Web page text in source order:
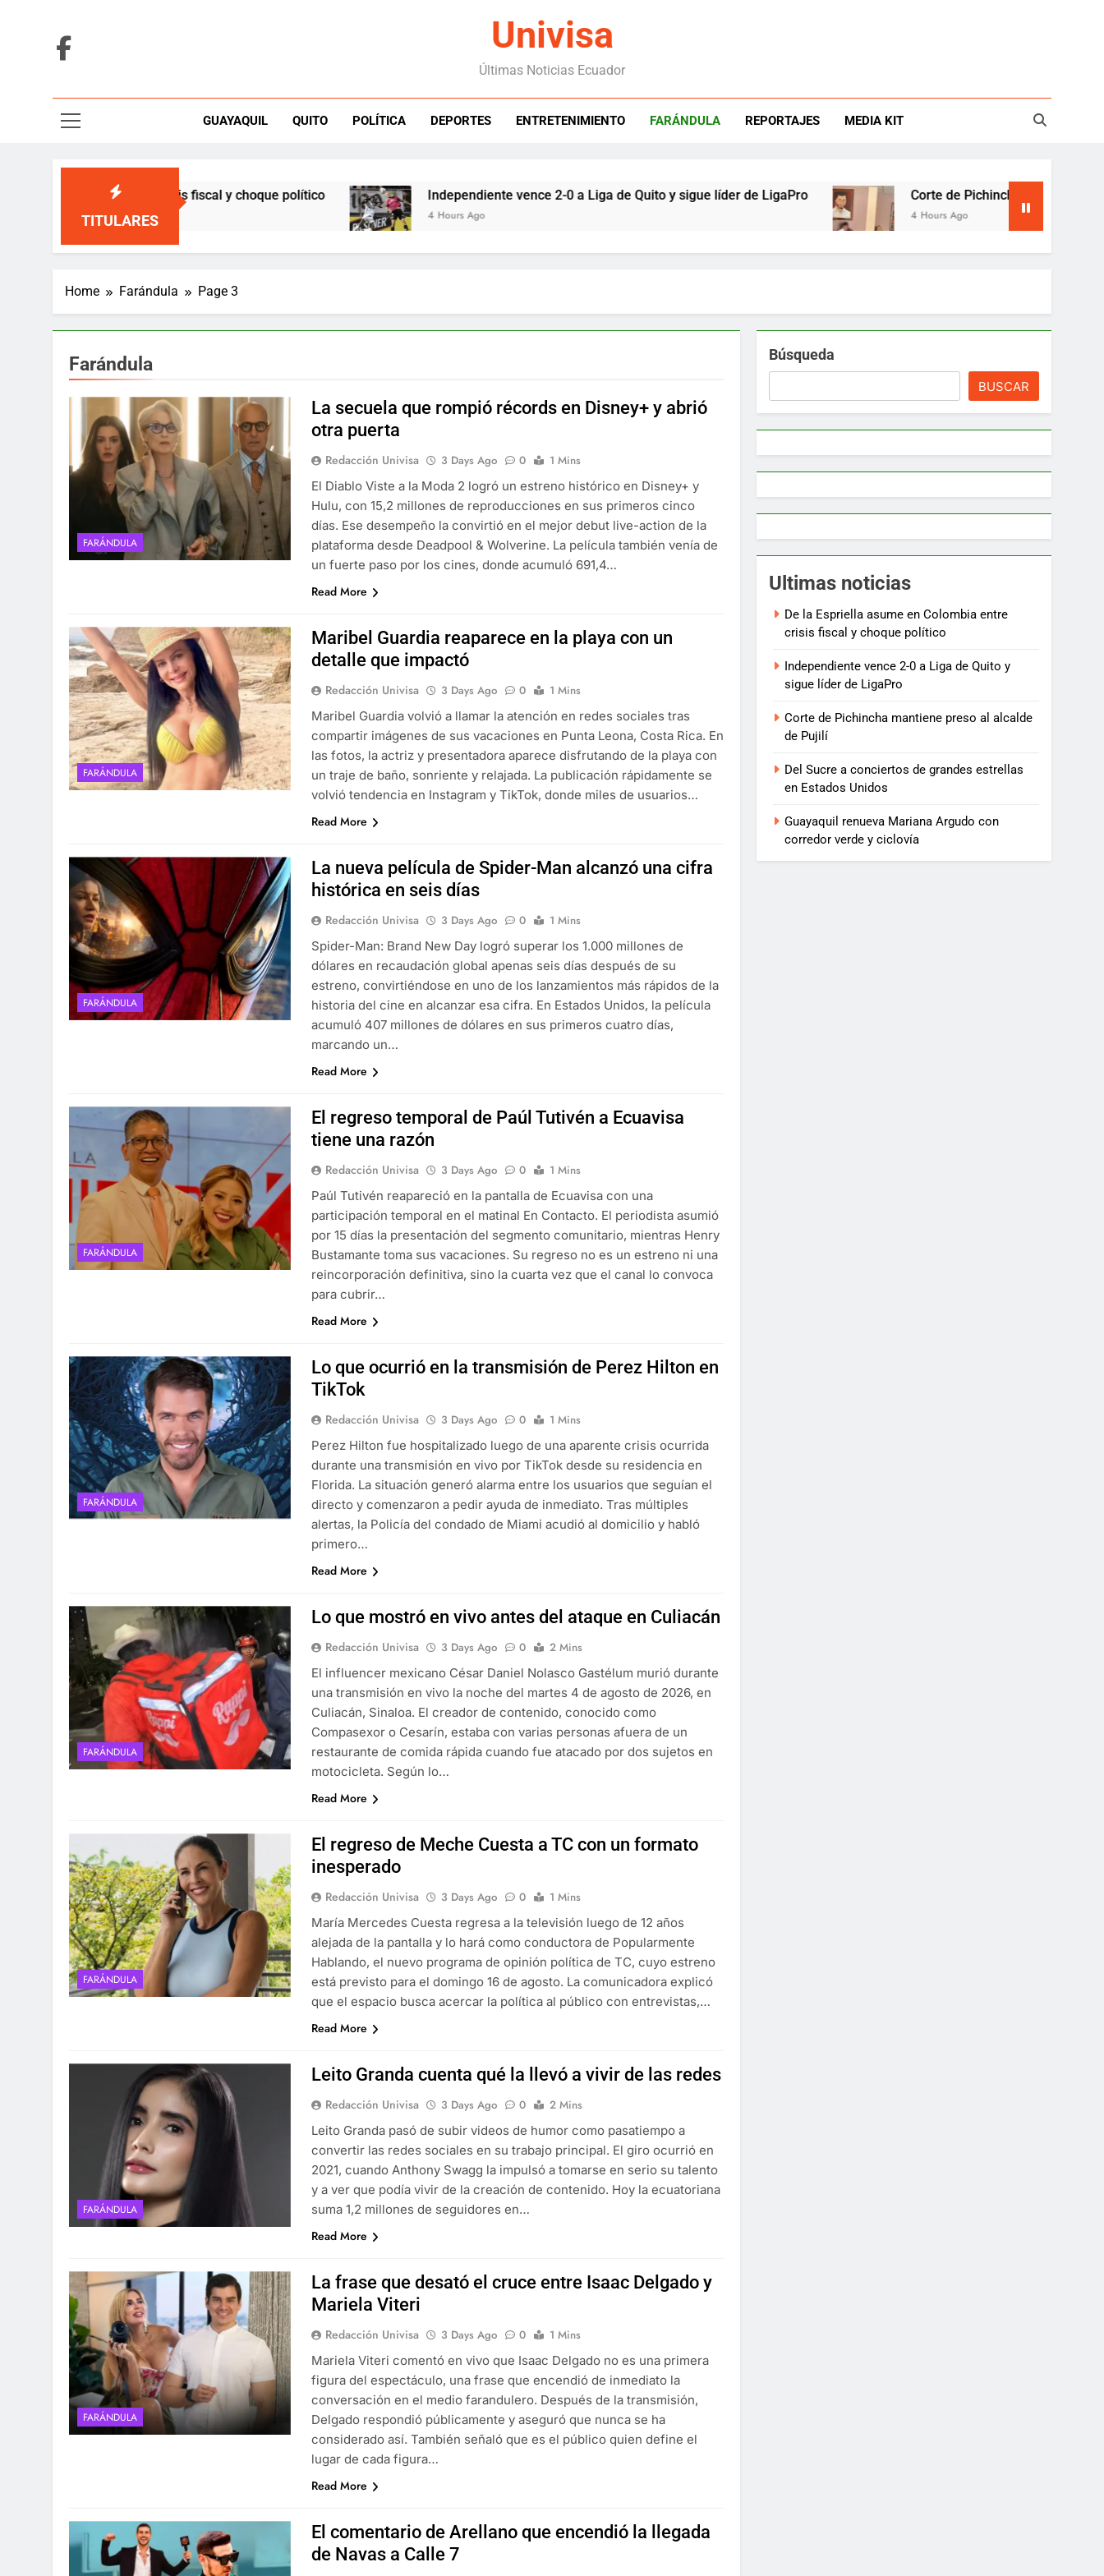
Univisa
Últimas Noticias Ecuador
GUAYAQUIL QUITO POLÍTICA DEPORTES ENTRETENIMIENTO FARÁNDULA REPORTAJES MEDIA KIT
TITULARES
entre crisis fiscal y choque político Independiente vence 2-0 a Liga de Quito y sigue líder de LigaPro
4 Hours Ago
Corte de Pichincha mantiene preso al
4 Hours Ago
Home Farándula Page 3
Farándula
FARÁNDULA
La secuela que rompió récords en Disney+ y abrió
otra puerta
Redacción Univisa 3 Days Ago 0
1 Mins
El Diablo Viste a la Moda 2 logró un estreno histórico en Disney+ y
Hulu, con 15,2 millones de reproducciones en sus primeros cinco
días. Ese desempeño la convirtió en el mejor debut live-action de la
plataforma desde Deadpool & Wolverine. La película también venía de
un fuerte paso por los cines, donde acumuló 691,4…
Read More
FARÁNDULA
Maribel Guardia reaparece en la playa con un
detalle que impactó
Redacción Univisa 3 Days Ago 0
1 Mins
Maribel Guardia volvió a llamar la atención en redes sociales tras
compartir imágenes de sus vacaciones en Punta Leona, Costa Rica. En
las fotos, la actriz y presentadora aparece disfrutando de la playa con
un traje de baño, sonriente y relajada. La publicación rápidamente se
volvió tendencia en Instagram y TikTok, donde miles de usuarios…
Read More
FARÁNDULA
La nueva película de Spider-Man alcanzó una cifra
histórica en seis días
Redacción Univisa 3 Days Ago 0
1 Mins
Spider-Man: Brand New Day logró superar los 1.000 millones de
dólares en recaudación global apenas seis días después de su
estreno, convirtiéndose en uno de los lanzamientos más rápidos de la
historia del cine en alcanzar esa cifra. En Estados Unidos, la película
acumuló 407 millones de dólares en sus primeros cuatro días,
marcando un…
Read More
FARÁNDULA
El regreso temporal de Paúl Tutivén a Ecuavisa
tiene una razón
Redacción Univisa 3 Days Ago 0
1 Mins
Paúl Tutivén reapareció en la pantalla de Ecuavisa con una
participación temporal en el matinal En Contacto. El periodista asumió
por 15 días la presentación del segmento comunitario, mientras Henry
Bustamante toma sus vacaciones. Su regreso no es un estreno ni una
reincorporación definitiva, sino la cuarta vez que el canal lo convoca
para cubrir…
Read More
FARÁNDULA
Lo que ocurrió en la transmisión de Perez Hilton en
TikTok
Redacción Univisa 3 Days Ago 0
1 Mins
Perez Hilton fue hospitalizado luego de una aparente crisis ocurrida
durante una transmisión en vivo por TikTok desde su residencia en
Florida. La situación generó alarma entre los usuarios que seguían el
directo y comenzaron a pedir ayuda de inmediato. Tras múltiples
alertas, la Policía del condado de Miami acudió al domicilio y habló
primero…
Read More
FARÁNDULA
Lo que mostró en vivo antes del ataque en Culiacán
Redacción Univisa 3 Days Ago 0
2 Mins
El influencer mexicano César Daniel Nolasco Gastélum murió durante
una transmisión en vivo la noche del martes 4 de agosto de 2026, en
Culiacán, Sinaloa. El creador de contenido, conocido como
Compasexor o Cesarín, estaba con varias personas afuera de un
restaurante de comida rápida cuando fue atacado por dos sujetos en
motocicleta. Según lo…
Read More
FARÁNDULA
El regreso de Meche Cuesta a TC con un formato
inesperado
Redacción Univisa 3 Days Ago 0
1 Mins
María Mercedes Cuesta regresa a la televisión luego de 12 años
alejada de la pantalla y lo hará como conductora de Popularmente
Hablando, el nuevo programa de opinión política de TC, cuyo estreno
está previsto para el domingo 16 de agosto. La comunicadora explicó
que el espacio busca acercar la política al público con entrevistas,…
Read More
FARÁNDULA
Leito Granda cuenta qué la llevó a vivir de las redes
Redacción Univisa 3 Days Ago 0
2 Mins
Leito Granda pasó de subir videos de humor como pasatiempo a
convertir las redes sociales en su trabajo principal. El giro ocurrió en
2021, cuando Anthony Swagg la impulsó a tomarse en serio su talento
y a ver que podía vivir de la creación de contenido. Hoy la ecuatoriana
suma 1,2 millones de seguidores en…
Read More
FARÁNDULA
La frase que desató el cruce entre Isaac Delgado y
Mariela Viteri
Redacción Univisa 3 Days Ago 0
1 Mins
Mariela Viteri comentó en vivo que Isaac Delgado no es una primera
figura del espectáculo, una frase que encendió de inmediato la
conversación en el medio farandulero. Después de la transmisión,
Delgado respondió públicamente y aseguró que nunca se ha
considerado así. También señaló que es el público quien define el
lugar de cada figura…
Read More
El comentario de Arellano que encendió la llegada
de Navas a Calle 7
Búsqueda
BUSCAR
Ultimas noticias
De la Espriella asume en Colombia entre
crisis fiscal y choque político
Independiente vence 2-0 a Liga de Quito y
sigue líder de LigaPro
Corte de Pichincha mantiene preso al alcalde
de Pujilí
Del Sucre a conciertos de grandes estrellas
en Estados Unidos
Guayaquil renueva Mariana Argudo con
corredor verde y ciclovía